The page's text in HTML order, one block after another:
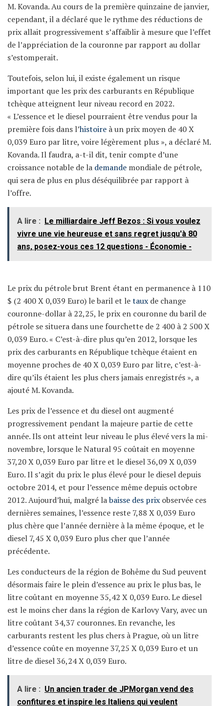
M. Kovanda. Au cours de la première quinzaine de janvier,
cependant, il a déclaré que le rythme des réductions de
prix allait progressivement s’affaiblir à mesure que l’effet
de l’appréciation de la couronne par rapport au dollar
s’estomperait.
Toutefois, selon lui, il existe également un risque
important que les prix des carburants en République
tchèque atteignent leur niveau record en 2022.
« L’essence et le diesel pourraient être vendus pour la
première fois dans l’histoire à un prix moyen de 40 X
0,039 Euro par litre, voire légèrement plus », a déclaré M.
Kovanda. Il faudra, a-t-il dit, tenir compte d’une
croissance notable de la demande mondiale de pétrole,
qui sera de plus en plus déséquilibrée par rapport à
l’offre.
A lire :
Le milliardaire Jeff Bezos : Si vous voulez
vivre une vie heureuse et sans regret jusqu'à 80
ans, posez-vous ces 12 questions - Économie -
Le prix du pétrole brut Brent étant en permanence à 110
$ (2 400 X 0,039 Euro) le baril et letaux de change
couronne-dollar à 22,25, le prix en couronne du baril de
pétrole se situera dans une fourchette de 2 400 à 2 500 X
0,039 Euro. « C’est-à-dire plus qu’en 2012, lorsque les
prix des carburants en République tchèque étaient en
moyenne proches de 40 X 0,039 Euro par litre, c’est-à-
dire qu’ils étaient les plus chers jamais enregistrés », a
ajouté M. Kovanda.
Les prix de l’essence et du diesel ont augmenté
progressivement pendant la majeure partie de cette
année. Ils ont atteint leur niveau le plus élevé vers la mi-
novembre, lorsque le Natural 95 coûtait en moyenne
37,20 X 0,039 Euro par litre et le diesel 36,09 X 0,039
Euro. Il s’agit du prix le plus élevé pour le diesel depuis
octobre 2014, et pour l’essence même depuis octobre
2012. Aujourd’hui, malgré labaisse des prix observée ces
dernières semaines, l’essence reste 7,88 X 0,039 Euro
plus chère que l’année dernière à la même époque, et le
diesel 7,45 X 0,039 Euro plus cher que l’année
précédente.
Les conducteurs de la région de Bohême du Sud peuvent
désormais faire le plein d’essence au prix le plus bas, le
litre coûtant en moyenne 35,42 X 0,039 Euro. Le diesel
est le moins cher dans la région de Karlovy Vary, avec un
litre coûtant 34,37 couronnes. En revanche, les
carburants restent les plus chers à Prague, où un litre
d’essence coûte en moyenne 37,25 X 0,039 Euro et un
litre de diesel 36,24 X 0,039 Euro.
A lire : Un ancien trader de JPMorgan vend des
confitures et inspire les Italiens qui veulent